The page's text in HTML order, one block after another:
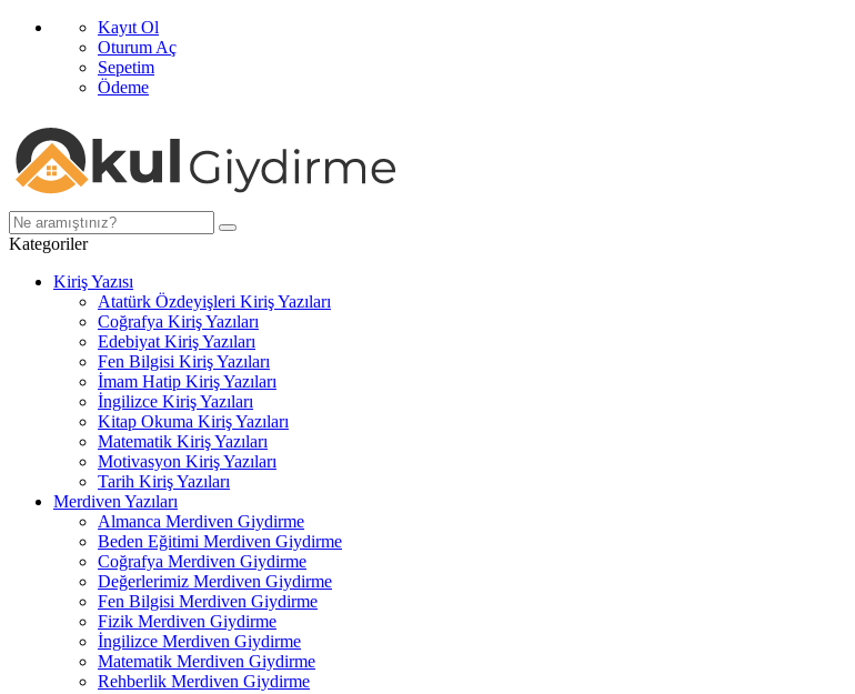
Kayıt Ol
Oturum Aç
Sepetim
Ödeme
Kategoriler
Kiriş Yazısı
Atatürk Özdeyişleri Kiriş Yazıları
Coğrafya Kiriş Yazıları
Edebiyat Kiriş Yazıları
Fen Bilgisi Kiriş Yazıları
İmam Hatip Kiriş Yazıları
İngilizce Kiriş Yazıları
Kitap Okuma Kiriş Yazıları
Matematik Kiriş Yazıları
Motivasyon Kiriş Yazıları
Tarih Kiriş Yazıları
Merdiven Yazıları
Almanca Merdiven Giydirme
Beden Eğitimi Merdiven Giydirme
Coğrafya Merdiven Giydirme
Değerlerimiz Merdiven Giydirme
Fen Bilgisi Merdiven Giydirme
Fizik Merdiven Giydirme
İngilizce Merdiven Giydirme
Matematik Merdiven Giydirme
Rehberlik Merdiven Giydirme